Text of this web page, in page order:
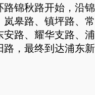
锦秋路开始，沿锦
岚皋路、镇坪路、
安路、耀华支路、
路，最终到达浦东